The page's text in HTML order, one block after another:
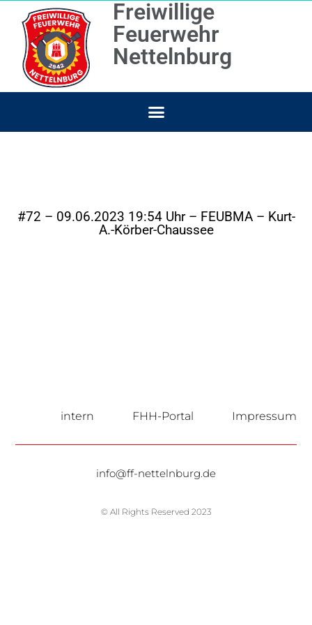
Freiwillige
Feuerwehr
Nettelnburg
#72 – 09.06.2023 19:54 Uhr – FEUBMA – Kurt-
A.-Körber-Chaussee
intern FHH-Portal Impressum
info@ff-nettelnburg.de
© All Rights Reserved 2023